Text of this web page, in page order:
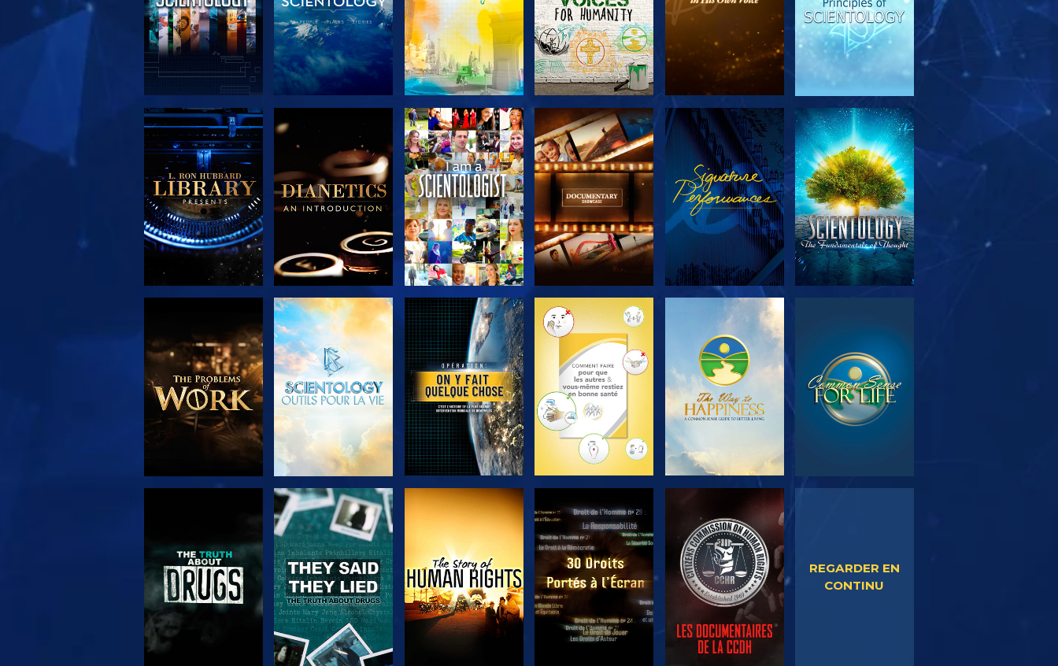
DÉCOUVRIR LES
SÉRIES
DÉCOUVRIR LES
SÉRIES
DÉCOUVRIR LES
SÉRIES
DÉCOUVRIR LES
SÉRIES
DÉCOUVRIR LES
SÉRIES
REGARDER
DÉCOUVRIR LES
SÉRIES
REGARDER
DÉCOUVRIR LES
SÉRIES
DÉCOUVRIR LES
SÉRIES
DÉCOUVRIR LES
SÉRIES
REGARDER REGARDER REGARDER REGARDER
REGARDER EN
CONTINU